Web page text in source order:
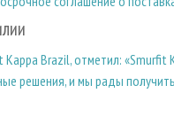
Brazil, отметил: «Smurfit
решения, и мы рады